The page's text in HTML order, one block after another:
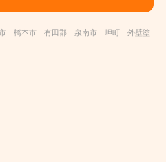
橋本市 有田郡 泉南市 岬町 外壁塗